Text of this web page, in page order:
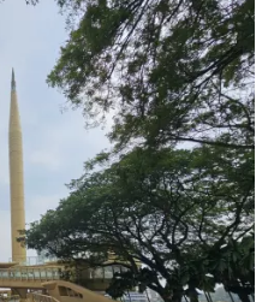
Facebook
le courrier